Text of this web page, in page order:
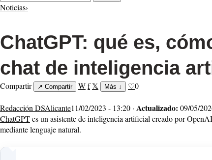
Noticias›
ChatGPT: qué es,
chat de inteligencia
Compartir ↗ Compartir Wf 𝕏 Más ↓ ♡0
Redacción DSAlicante11/02/2023 - 13:20 · Actualizado: 09/05/
ChatGPTes un asistente de inteligencia artificial creado por
mediante lenguaje natural.